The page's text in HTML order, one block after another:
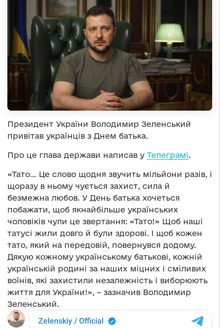
Президент України Володимир Зеленський
привітав українців з Днем батька.
Про це глава держави написав у Телеграмі.
«Тато… Це слово щодня звучить мільйони разів, і
щоразу в ньому чується захист, сила й
безмежна любов. У День батька хочеться
побажати, щоб якнайбільше українських
чоловіків чули це звертання: «Тато!» Щоб наші
татусі жили довго й були здорові. І щоб кожен
тато, який на передовій, повернувся додому.
Дякую кожному українському батькові, кожній
українській родині за наших міцних і сміливих
воїнів, які захистили незалежність і виборюють
життя для України!», – зазначив Володимир
Зеленський.